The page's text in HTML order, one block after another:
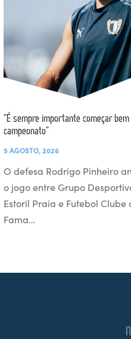
“É sempre importante começar
campeonato”
5 AGOSTO, 2026
O defesa Rodrigo Pinheiro
o jogo entre Grupo
Estoril Praia e Futebol Clube
Fama…